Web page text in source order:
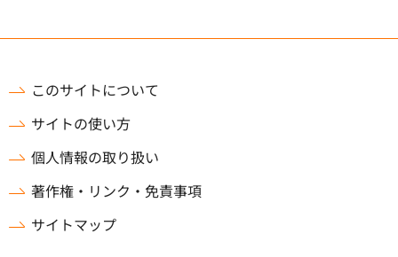
このサイトについて
サイトの使い方
個人情報の取り扱い
著作権・リンク・免責事項
サイトマップ